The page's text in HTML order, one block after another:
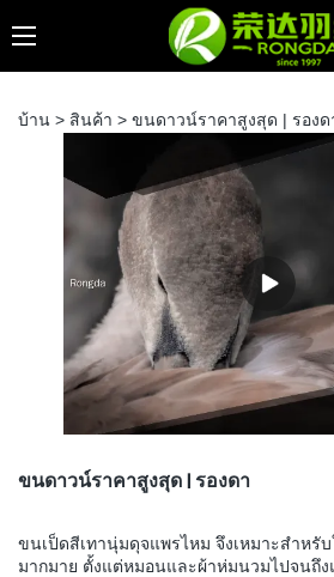
บ้าน > สินค้า > ขนดาวน์ราคาสูงสุด | รองด
ขนดาวน์ราคาสูงสุด | รองดา
ขนเป็ดสีเทานุ่มดุจแพรไหม จึงเหมาะสำห
มากมาย ตั้งแต่หมอนและผ้าห่มนวมไปจนถึง